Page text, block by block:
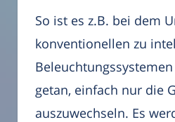
So ist es z.B. bei dem
konventionellen zu
getan, einfach nur die
auszuwechseln. Es